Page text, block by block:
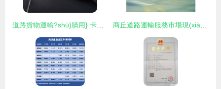
道路貨物運輸?shù)膭用} 卡車集裝箱在現(xiàn)代物流中的核心角色 商丘道路運輸服務市場現(xiàn)狀與貨物運輸解析